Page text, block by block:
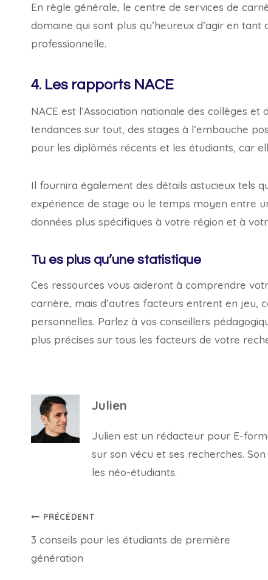
En règle générale, le centre de services de
domaine qui sont plus qu’heureux d’agir en
professionnelle.
4. Les rapports NACE
NACE est l’Association nationale des collèges
tendances sur tout, des stages à l’embauche
pour les diplômés récents et les étudiants, car
Il fournira également des détails astucieux tels
expérience de stage ou le temps moyen entre
données plus spécifiques à votre région et à
Tu es plus qu’une statistique
Ces ressources vous aideront à comprendre
carrière, mais d’autres facteurs entrent en jeu,
personnelles. Parlez à vos conseillers
plus précises sur tous les facteurs de votre
Julien
Julien est un rédacteur pour E-
sur son vécu et ses recherches.
les néo-étudiants.
Navigation
de
l’article
PRÉCÉDENT
3 conseils pour les étudiants de première
génération